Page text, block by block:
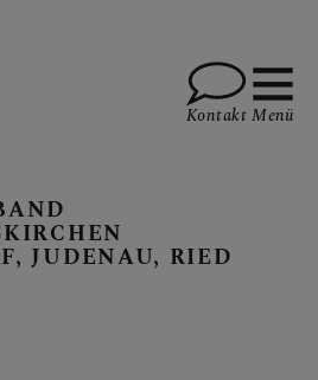
UND TEAM
JUDENAU, RIED
Kontakt Menü